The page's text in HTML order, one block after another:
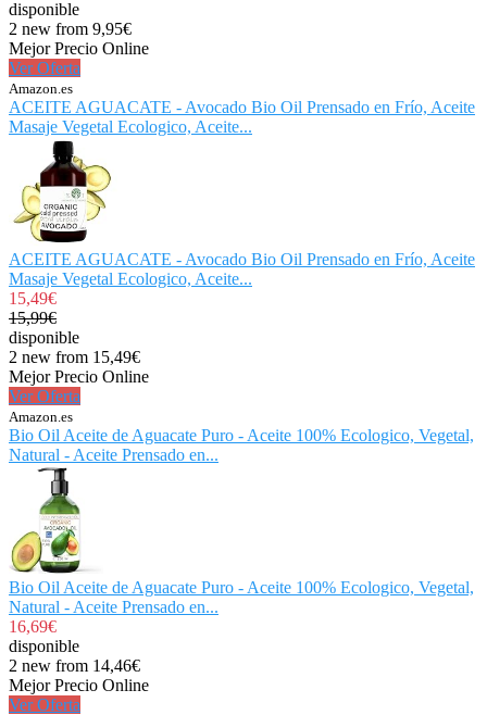
disponible
2 new from 9,95€
Mejor Precio Online
Ver Oferta
Amazon.es
ACEITE AGUACATE - Avocado Bio Oil Prensado en Frío, Aceite
Masaje Vegetal Ecologico, Aceite...
ACEITE AGUACATE - Avocado Bio Oil Prensado en Frío, Aceite
Masaje Vegetal Ecologico, Aceite...
15,49€
15,99€
disponible
2 new from 15,49€
Mejor Precio Online
Ver Oferta
Amazon.es
Bio Oil Aceite de Aguacate Puro - Aceite 100% Ecologico, Vegetal,
Natural - Aceite Prensado en...
Bio Oil Aceite de Aguacate Puro - Aceite 100% Ecologico, Vegetal,
Natural - Aceite Prensado en...
16,69€
disponible
2 new from 14,46€
Mejor Precio Online
Ver Oferta